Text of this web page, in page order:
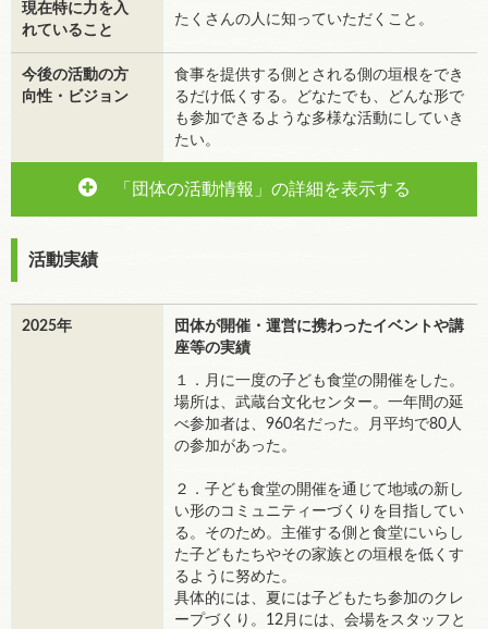
現在特に力を入
れていること
たくさんの人に知っていただくこと。
今後の活動の方
向性・ビジョン
食事を提供する側とされる側の垣根をでき
るだけ低くする。どなたでも、どんな形で
も参加できるような多様な活動にしていき
たい。
「団体の活動情報」の詳細を表示する
活動実績
2025年
団体が開催・運営に携わったイベントや講
座等の実績
１．月に一度の子ども食堂の開催をした。
場所は、武蔵台文化センター。一年間の延
べ参加者は、960名だった。月平均で80人
の参加があった。
２．子ども食堂の開催を通じて地域の新し
い形のコミュニティーづくりを目指してい
る。そのため。主催する側と食堂にいらし
た子どもたちやその家族との垣根を低くす
るように努めた。
具体的には、夏には子どもたち参加のクレ
ープづくり。12月には、会場をスタッフと